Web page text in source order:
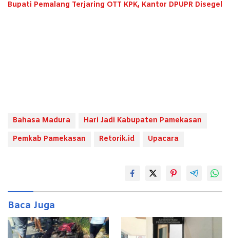
Bupati Pemalang Terjaring OTT KPK, Kantor DPUPR Disegel
Bahasa Madura
Hari Jadi Kabupaten Pamekasan
Pemkab Pamekasan
Retorik.id Upacara
Baca Juga